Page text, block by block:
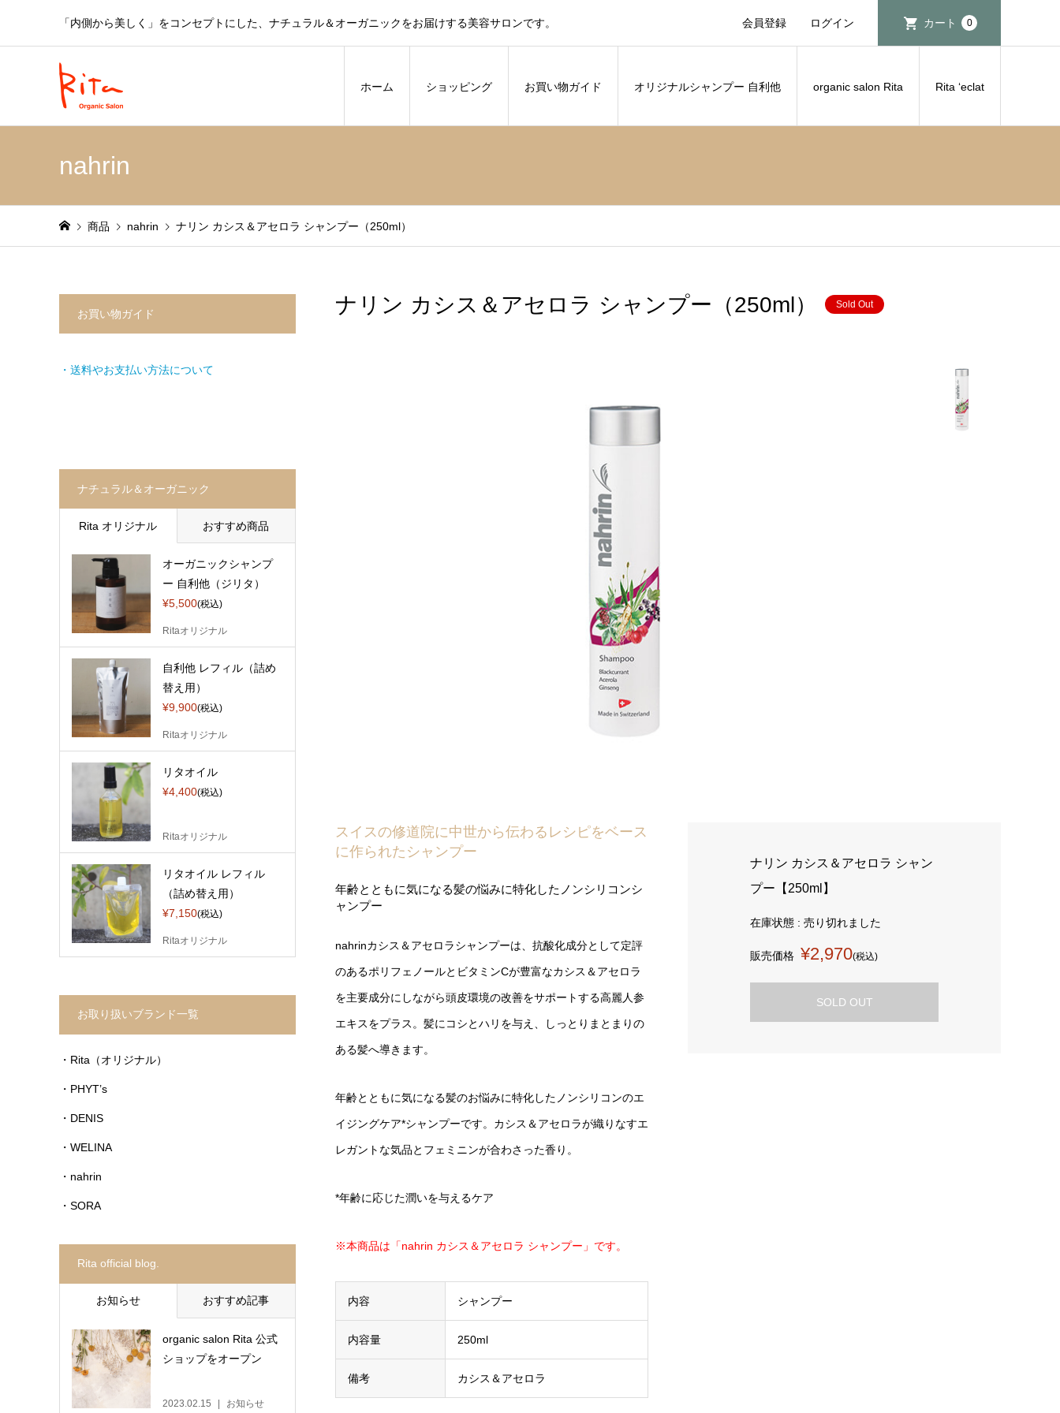
「内側から美しく」をコンセプトにした、ナチュラル＆オーガニックをお届けする美容サロンです。 会員登録 ログイン カート 0
ホーム ショッピング お買い物ガイド オリジナルシャンプー 自利他 organic salon Rita Rita ‘eclat
nahrin
商品 nahrin ナリン カシス＆アセロラ シャンプー（250ml）
ナリン カシス＆アセロラ シャンプー（250ml） Sold Out
スイスの修道院に中世から伝わるレシピをベース
に作られたシャンプー
年齢とともに気になる髪の悩みに特化したノンシリコンシ
ャンプー
nahrinカシス＆アセロラシャンプーは、抗酸化成分として定評
のあるポリフェノールとビタミンCが豊富なカシス＆アセロラ
を主要成分にしながら頭皮環境の改善をサポートする高麗人参
エキスをプラス。髪にコシとハリを与え、しっとりまとまりの
ある髪へ導きます。
年齢とともに気になる髪のお悩みに特化したノンシリコンのエ
イジングケア*シャンプーです。カシス＆アセロラが織りなすエ
レガントな気品とフェミニンが合わさった香り。
*年齢に応じた潤いを与えるケア
※本商品は「nahrin カシス＆アセロラ シャンプー」です。
内容 シャンプー
内容量 250ml
備考 カシス＆アセロラ
ナリン カシス＆アセロラ シャン
プー【250ml】
在庫状態 : 売り切れました
販売価格 ¥2,970(税込)
SOLD OUT
お買い物ガイド
・送料やお支払い方法について
ナチュラル＆オーガニック
Rita オリジナル おすすめ商品
オーガニックシャンプ
ー 自利他（ジリタ）
¥5,500(税込)
Ritaオリジナル
自利他 レフィル（詰め
替え用）
¥9,900(税込)
Ritaオリジナル
リタオイル
¥4,400(税込)
Ritaオリジナル
リタオイル レフィル
（詰め替え用）
¥7,150(税込)
Ritaオリジナル
お取り扱いブランド一覧
・Rita（オリジナル）
・PHYT’s
・DENIS
・WELINA
・nahrin
・SORA
Rita official blog.
お知らせ おすすめ記事
organic salon Rita 公式
ショップをオープン
2023.02.15 お知らせ